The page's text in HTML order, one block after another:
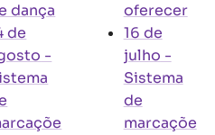
dança
de
-
oferecer
16 de
julho -
Sistema
de
marcaçõe